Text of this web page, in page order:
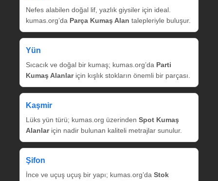
Nefes alabilen doğal lif, yazlık giysiler için ideal.
kumas.org’da Parça Kumaş Alan talepleriyle buluşur.
Yün
Sıcacık ve doğal bir kumaş; kumas.org’da Parti
Kumaş Alanlariçin kışlık stokların önemli bir parçası.
Kaşmir
Lüks yün türü; kumas.org üzerinden Spot Kumaş
Alanlariçin nadir bulunan kaliteli metrajlar sunulur.
Şifon
İnce ve uçuş uçuş bir yapı; kumas.org’da Stok